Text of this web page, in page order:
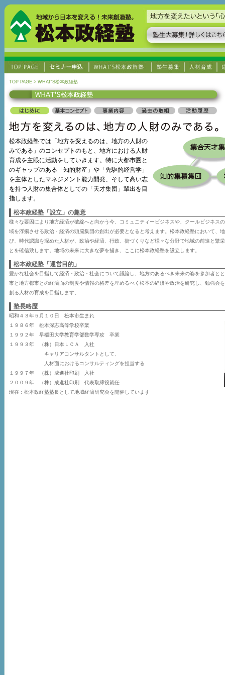
TOP PAGE > WHAT'S松本政経塾
松本政経塾では「地方を変えるのは、地方の人財の
みである」のコンセプトのもと、地方における人財
育成を主眼に活動をしていきます。特に大都市圏と
のギャップのある「知的財産」や「先駆的経営学」
を主体としたマネジメント能力開発、そして高い志
を持つ人財の集合体としての「天才集団」輩出を目
指します。
松本政経塾「設立」の趣意
様々な要因により地方経済が破綻へと向かう今、コミュニティービジネスや、クールビジネス
域を浮揚させる政治・経済の頭脳集団の創出が必要となると考えます。松本政経塾において、
び、時代認識を深めた人材が、政治や経済、行政、街づくりなど様々な分野で地域の前進と繁
とを確信致します。地域の未来に大きな夢を描き、ここに松本政経塾を設立します。
松本政経塾「運営目的」
豊かな社会を目指して経済・政治・社会について議論し、地方のあるべき未来の姿を参加者と
市と地方都市との経済面の制度や情報の格差を埋めるべく松本の経済や政治を研究し、勉強会
創る人材の育成を目指します。
塾長略歴
昭和４３年５月１０日 松本市生まれ
１９８６年 松本深志高等学校卒業
１９９２年 早稲田大学教育学部数学専攻 卒業
１９９３年 （株）日本ＬＣＡ 入社
キャリアコンサルタントとして、
人材面におけるコンサルティングを担当する
１９９７年 （株）成進社印刷 入社
２００９年 （株）成進社印刷 代表取締役就任
現在：松本政経塾塾長として地域経済研究会を開催しています